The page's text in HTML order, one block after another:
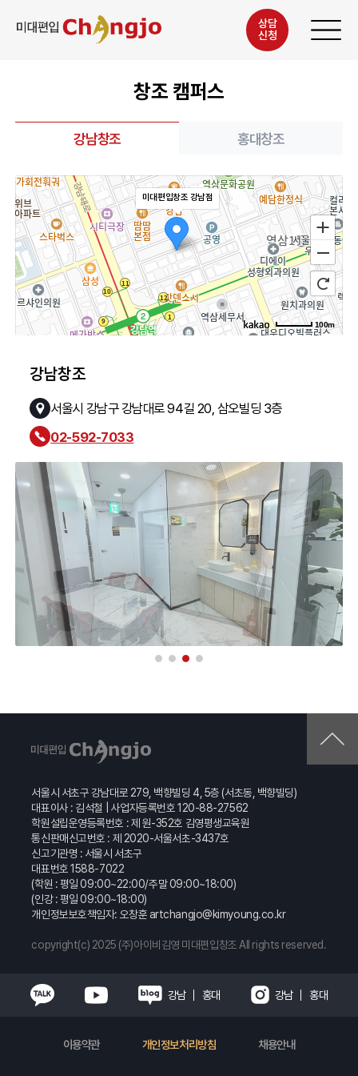
상담
신청
창조 캠퍼스
강남창조 홍대창조
미대편입창조 강남점
100m
강남창조
서울시 강남구 강남대로 94길 20, 삼오빌딩 3층
02-592-7033
서울시 서초구 강남대로 279, 백향빌딩 4, 5층 (서초동, 백향빌딩)
대표이사 : 김석철 | 사업자등록번호 120-88-27562
학원설립운영등록번호 : 제 원-352호 김영평생교육원
통신판매신고번호 : 제 2020-서울서초-3437호
신고기관명 : 서울시 서초구
대표번호 1588-7022
(학원 : 평일 09:00~22:00/주말 09:00~18:00)
(인강 : 평일 09:00~18:00)
개인정보보호책임자: 오창훈artchangjo@kimyoung.co.kr
copyright(c) 2025 (주)아이비김영 미대편입창조 All rights reserved.
강남 홍대 강남 홍대
이용약관 개인정보처리방침 채용안내